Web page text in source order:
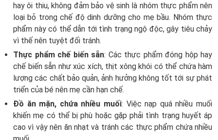
hay ôi thiu, không đảm bảo vệ sinh là nhóm thực phẩm nên
loại bỏ trong chế độ dinh dưỡng cho mẹ bầu. Nhóm thực
phẩm này có thể dẫn tới tình trạng ngộ độc, gây tiêu chảy
vì thế nên tuyệt đối tránh.
Thực phẩm chế biến sẵn: Các thực phẩm đóng hộp hay
chế biến sẵn như xúc xích, thịt xông khói có thể chứa hàm
lượng các chất bảo quản, ảnh hưởng không tốt tới sự phát
triển của bé nên mẹ cần hạn chế.
Đồ ăn mặn, chứa nhiều muối: Việc nạp quá nhiều muối
khiến mẹ có thể bị phù hoặc gặp phải tình trạng huyết áp
cao vì vậy nên ăn nhạt và tránh các thực phẩm chứa nhiều